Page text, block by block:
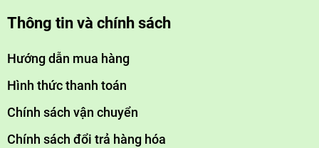
Thông tin và chính sách
Hướng dẫn mua hàng
Hình thức thanh toán
Chính sách vận chuyển
Chính sách đổi trả hàng hóa